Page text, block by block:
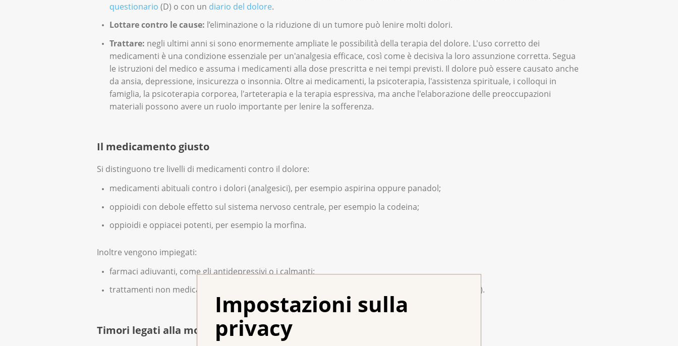
Impostazioni sulla
privacy
questionario (D) o con un diario del dolore.
Lottare contro le cause: l’eliminazione o la riduzione di un tumore può lenire molti dolori.
Trattare: negli ultimi anni si sono enormemente ampliate le possibilità della terapia del dolore. L'uso corretto dei
medicamenti è una condizione essenziale per un'analgesia efficace, così come è decisiva la loro assunzione corretta. Segua
le istruzioni del medico e assuma i medicamenti alla dose prescritta e nei tempi previsti. Il dolore può essere causato anche
da ansia, depressione, insicurezza o insonnia. Oltre ai medicamenti, la psicoterapia, l'assistenza spirituale, i colloqui in
famiglia, la psicoterapia corporea, l'arteterapia e la terapia espressiva, ma anche l'elaborazione delle preoccupazioni
materiali possono avere un ruolo importante per lenire la sofferenza.
Il medicamento giusto
Si distinguono tre livelli di medicamenti contro il dolore:
medicamenti abituali contro i dolori (analgesici), per esempio aspirina oppure panadol;
oppioidi con debole effetto sul sistema nervoso centrale, per esempio la codeina;
oppioidi e oppiacei potenti, per esempio la morfina.
Inoltre vengono impiegati:
farmaci adiuvanti, come gli antidepressivi o i calmanti;
trattamenti non medicamentosi (impacchi, posizionamenti, tecniche di rilassamento, musica, ecc.).
Timori legati alla morfina